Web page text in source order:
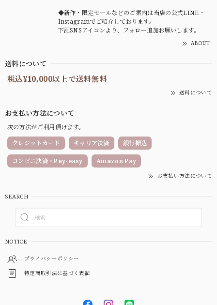
◆新作・限定セールなどのご案内は当店の公式LINE・
Instagramでご紹介しております。
下記SNSアイコンより、フォロー追加お願いします。
ABOUT
送料について
税込¥10,000以上で送料無料
送料について
お支払い方法について
次の方法がご利用頂けます。
クレジットカード
キャリア決済 銀行振込
コンビニ決済・Pay-easy Amazon Pay
お支払い方法について
SEARCH
NOTICE
プライバシーポリシー
特定商取引法に基づく表記